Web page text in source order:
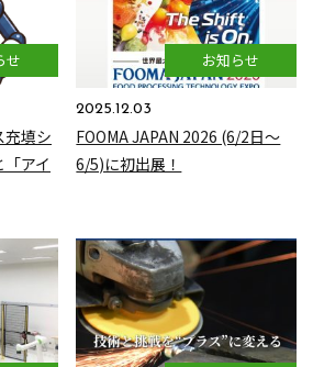
せ
充填シ
アイ
お知らせ
2025.12.03
FOOMA JAPAN 2026 (6/2日～
6/5)に初出展！